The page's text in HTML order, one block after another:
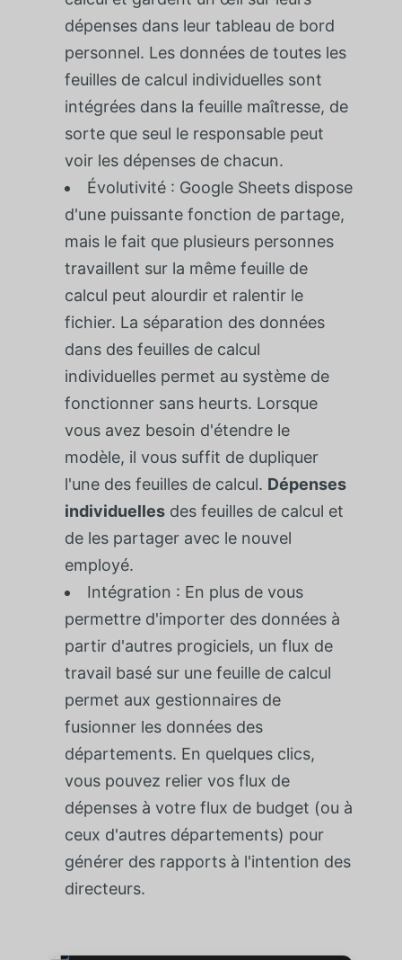
dépenses dans leur tableau de bord
personnel. Les données de toutes les
feuilles de calcul individuelles sont
intégrées dans la feuille maîtresse, de
sorte que seul le responsable peut
voir les dépenses de chacun.
Évolutivité : Google Sheets dispose
d'une puissante fonction de partage,
mais le fait que plusieurs personnes
travaillent sur la même feuille de
calcul peut alourdir et ralentir le
fichier. La séparation des données
dans des feuilles de calcul
individuelles permet au système de
fonctionner sans heurts. Lorsque
vous avez besoin d'étendre le
modèle, il vous suffit de dupliquer
l'une des feuilles de calcul. Dépenses
individuellesdes feuilles de calcul et
de les partager avec le nouvel
employé.
Intégration : En plus de vous
permettre d'importer des données à
partir d'autres progiciels, un flux de
travail basé sur une feuille de calcul
permet aux gestionnaires de
fusionner les données des
départements. En quelques clics,
vous pouvez relier vos flux de
dépenses à votre flux de budget (ou à
ceux d'autres départements) pour
générer des rapports à l'intention des
directeurs.